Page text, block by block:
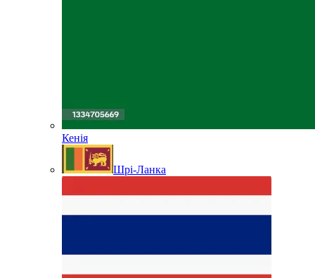
Кенія
Шрі-Ланка